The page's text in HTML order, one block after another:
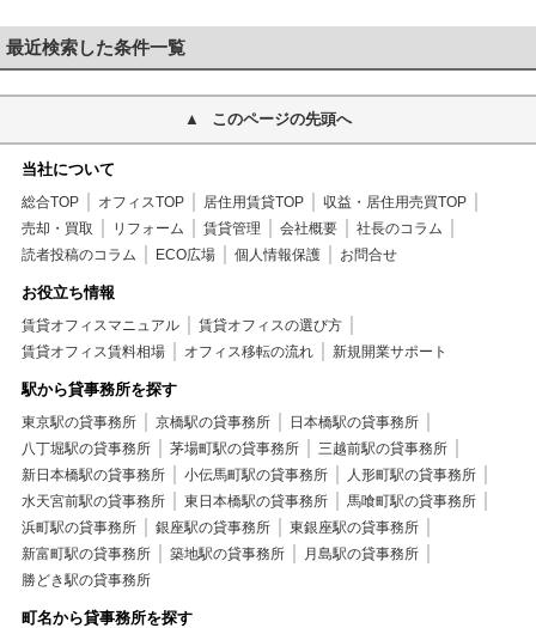
最近検索した条件一覧
このページの先頭へ
当社について
総合TOP オフィスTOP 居住用賃貸TOP
収益・居住用売買TOP
売却・買取
リフォーム 賃貸管理 会社概要
社長のコラム
読者投稿のコラム
ECO広場 個人情報保護 お問合せ
お役立ち情報
賃貸オフィスマニュアル
賃貸オフィスの選び方
賃貸オフィス賃料相場
オフィス移転の流れ 新規開業サポート
駅から貸事務所を探す
東京駅の貸事務所 京橋駅の貸事務所
日本橋駅の貸事務所
八丁堀駅の貸事務所
茅場町駅の貸事務所
三越前駅の貸事務所
新日本橋駅の貸事務所
小伝馬町駅の貸事務所
人形町駅の貸事務所
水天宮前駅の貸事務所
東日本橋駅の貸事務所
馬喰町駅の貸事務所
浜町駅の貸事務所
銀座駅の貸事務所
東銀座駅の貸事務所
新富町駅の貸事務所
築地駅の貸事務所
月島駅の貸事務所
勝どき駅の貸事務所
町名から貸事務所を探す